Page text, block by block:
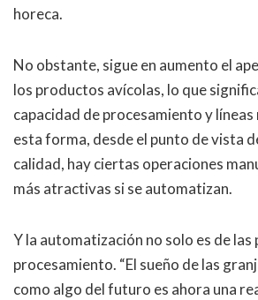
horeca.
No obstante, sigue en aumento el
los productos avícolas, lo que
capacidad de procesamiento y líneas
esta forma, desde el punto de vista
calidad, hay ciertas operaciones
más atractivas si se automatizan.
Y la automatización no solo es de las
procesamiento. “El sueño de las
como algo del futuro es ahora una